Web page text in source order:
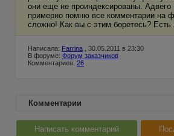
они еще не проиндексированы.
примерно помню все комментарии на
сложно! Как вы с этим боретесь?
Написала: Farrina , 30.05.2011 в 23:30
В форуме: Форум заказчиков
Комментариев: 26
Комментарии
Написать комментарий